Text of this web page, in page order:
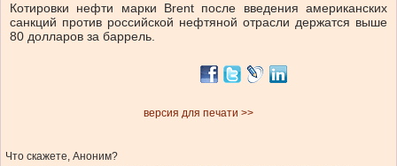
Котировки нефти марки Brent после введения американских
санкций против российской нефтяной отрасли держатся выше
80 долларов за баррель.
версия для печати >>
Что скажете, Аноним?